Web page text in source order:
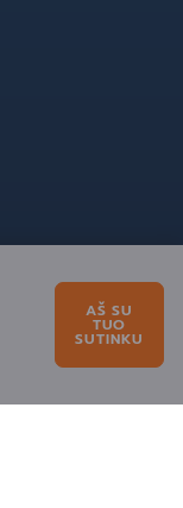
AŠ SU
TUO
SUTINKU